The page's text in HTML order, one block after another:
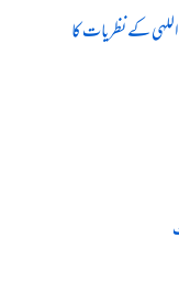
اللہی کے نظریات کا